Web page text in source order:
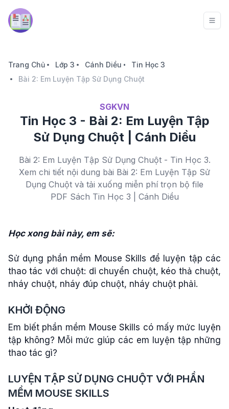
Trang Chủ Lớp 3 Cánh Diều
Tin Học 3
Bài 2: Em Luyện Tập Sử Dụng Chuột
SGKVN
Tin Học 3 - Bài 2: Em Luyện Tập
Sử Dụng Chuột | Cánh Diều
Bài 2: Em Luyện Tập Sử Dụng Chuột - Tin Học 3.
Xem chi tiết nội dung bài Bài 2: Em Luyện Tập Sử
Dụng Chuột và tải xuống miễn phí trọn bộ file
PDF Sách Tin Học 3 | Cánh Diều
Học xong bài này, em sẽ:
Sử dụng phần mềm Mouse Skills để luyện tập các
thao tác với chuột: di chuyển chuột, kéo thả chuột,
nháy chuột, nháy đúp chuột, nháy chuột phải.
KHỞI ĐỘNG
Em biết phần mềm Mouse Skills có mấy mức luyện
tập không? Mỗi mức giúp các em luyện tập những
thao tác gì?
LUYỆN TẬP SỬ DỤNG CHUỘT VỚI PHẦN
MỀM MOUSE SKILLS